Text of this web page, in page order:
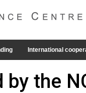
International
by the